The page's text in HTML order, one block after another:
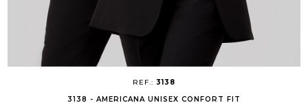
REF.: 3138
3138 - AMERICANA UNISEX CONFORT FIT